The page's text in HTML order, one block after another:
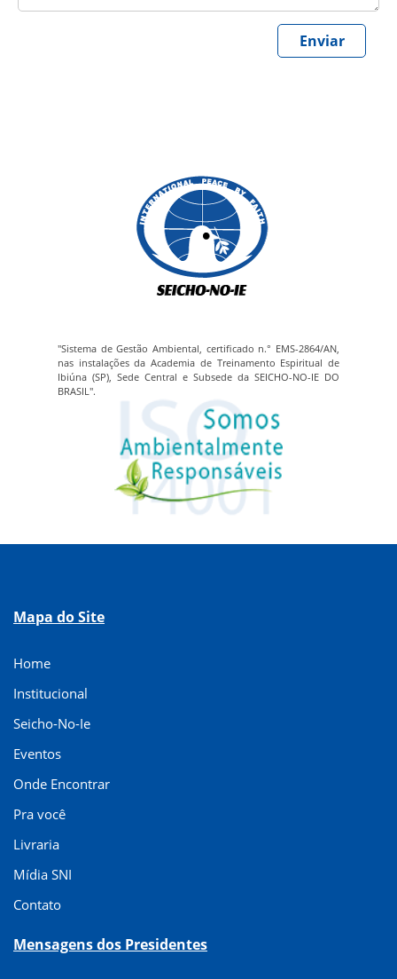
"Sistema de Gestão Ambiental, certificado n.° EMS-2864/AN,
nas instalações da Academia de Treinamento Espiritual de
Ibiúna (SP), Sede Central e Subsede da SEICHO-NO-IE DO
BRASIL".
Mapa do Site
Home
Institucional
Seicho-No-Ie
Eventos
Onde Encontrar
Pra você
Livraria
Mídia SNI
Contato
Mensagens dos Presidentes